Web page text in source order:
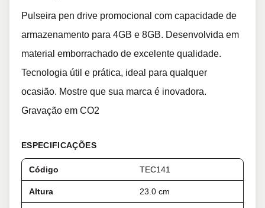
Pulseira pen drive promocional com capacidade de
armazenamento para 4GB e 8GB. Desenvolvida em
material emborrachado de excelente qualidade.
Tecnologia útil e prática, ideal para qualquer
ocasião. Mostre que sua marca é inovadora.
Gravação em CO2
ESPECIFICAÇÕES
Código TEC141
Altura 23.0 cm